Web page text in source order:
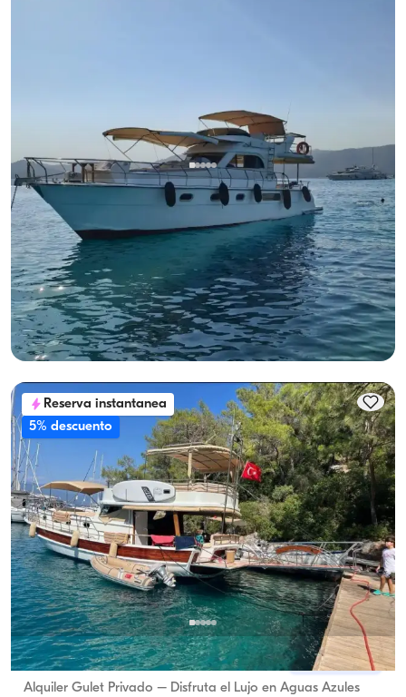
Göcek, Muğla Barco nuevo
Disfruta del mar en Göcek en yate de lujo para 8 personas
Con capitan
Yate a motor
Navegacion 8 Pers. · 2 Camarote · 13.00m
Mas bajo
28.800 TL
Ver disponibilidad y precio
Reserva instantanea
5% descuento
Göcek, Muğla Barco nuevo
Alquiler Gulet Privado – Disfruta el Lujo en Aguas Azules